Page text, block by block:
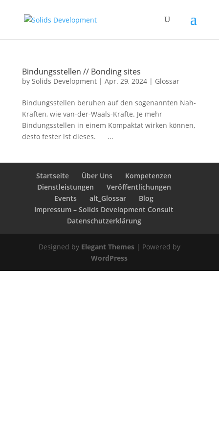
Bindungsstellen // Bonding sites
by Solids Development| Apr. 29, 2024| Glossar
Bindungsstellen beruhen auf den sogenannten Nah-
Kräften, wie van-der-Waals-Kräfte. Je mehr
Bindungsstellen in einem Kompaktat wirken können,
desto fester ist dieses. ...
Startseite Über Uns
Kompetenzen
Dienstleistungen
Veröffentlichungen
Events
alt_Glossar
Blog
Impressum – Solids Development Consult
Datenschutzerklärung
Designed by Elegant Themes| Powered by
WordPress